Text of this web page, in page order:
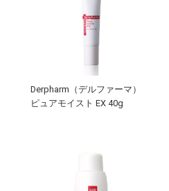
Derpharm（デルファーマ）
ピュアモイスト EX 40g